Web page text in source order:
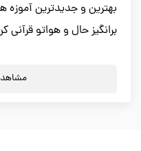
بهترین و جدیدترین
برانگیز حال و هواتو قرآنی